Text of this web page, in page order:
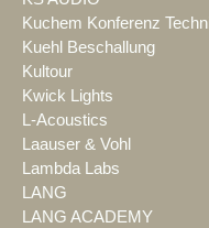
Kuchem Konferenz
Kuehl Beschallung
Kultour
Kwick Lights
L-Acoustics
Laauser & Vohl
Lambda Labs
LANG
LANG ACADEMY